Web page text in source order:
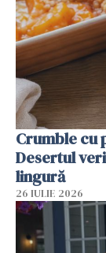
Crumble cu
Desertul
lingură
26 IULIE 2026